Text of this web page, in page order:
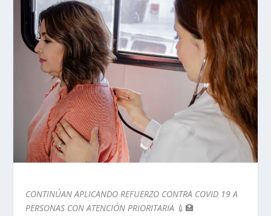
CONTINÚAN APLICANDO REFUERZO CONTRA COVID 19 A
PERSONAS CON ATENCIÓN PRIORITARIA 💉🏥